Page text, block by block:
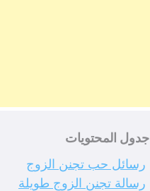
جدول المحتويات
رسائل حب تجنن الزوج
رسالة تجنن الزوج طويلة